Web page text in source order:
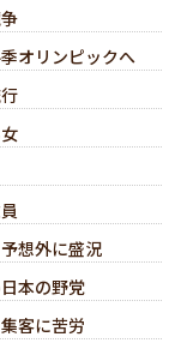
オリンピックへ
想外に盛況
本の野党
客に苦労